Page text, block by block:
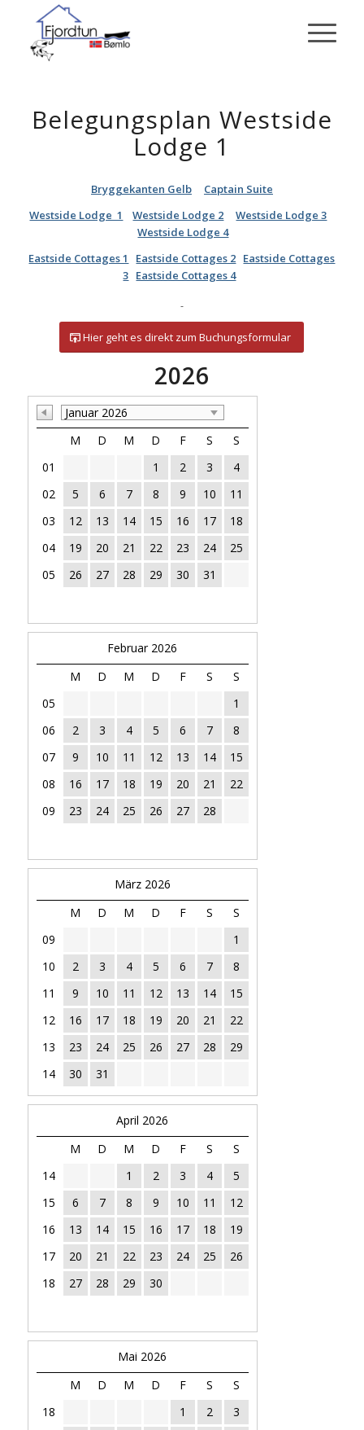
Belegungsplan Westside
Lodge 1
Bryggekanten Gelb
Captain Suite
Westside Lodge 1
Westside Lodge 2
Westside Lodge 3
Westside Lodge 4
Eastside Cottages 1
Eastside Cottages 2 Eastside Cottages
3 Eastside Cottages 4
Hier geht es direkt zum Buchungsformular
2026
Januar 2026
M
D M D F S
S
01
1 2 3
4
02
5 6 7 8 9 10
11
03
12 13 14 15 16 17
18
04
19 20 21 22 23 24
25
05
26 27 28 29 30 31
Februar 2026
M
D M D F S
S
05
1
06
2 3 4 5 6 7
8
07
9 10 11 12 13 14
15
08
16 17 18 19 20 21
22
09
23 24 25 26 27 28
März 2026
M
D M D F S
S
09
1
10
2 3 4 5 6 7
8
11
9 10 11 12 13 14
15
12
16 17 18 19 20 21
22
13
23 24 25 26 27 28
29
14
30 31
April 2026
M
D M D F S
S
14
1 2 3 4
5
15
6 7 8 9 10 11
12
16
13 14 15 16 17 18
19
17
20 21 22 23 24 25
26
18
27 28 29 30
Mai 2026
M
D M D F S
S
18
1 2
3